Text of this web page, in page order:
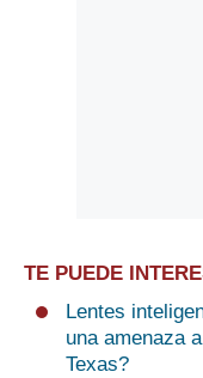
TE PUEDE
Lentes
una amenaza
Texas?